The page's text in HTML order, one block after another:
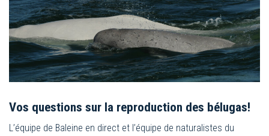
Vos questions sur la reproduction des bélugas!
L’équipe de Baleine en direct et l’équipe de naturalistes du